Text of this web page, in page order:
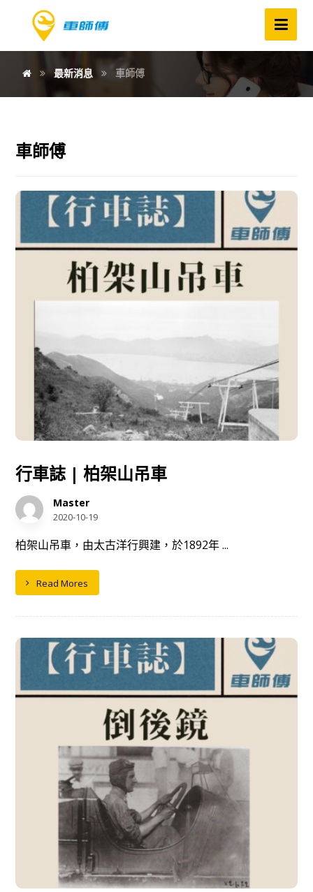
最新消息 車師傅
車師傅
行車誌 | 柏架山吊車
Master
2020-10-19
柏架山吊車，由太古洋行興建，於1892年 ...
Read Mores